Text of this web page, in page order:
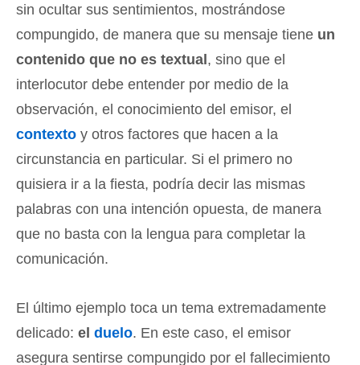
sin ocultar sus sentimientos, mostrándose
compungido, de manera que su mensaje tiene un
contenido que no es textual, sino que el
interlocutor debe entender por medio de la
observación, el conocimiento del emisor, el
contexto y otros factores que hacen a la
circunstancia en particular. Si el primero no
quisiera ir a la fiesta, podría decir las mismas
palabras con una intención opuesta, de manera
que no basta con la lengua para completar la
comunicación.
El último ejemplo toca un tema extremadamente
delicado: el duelo. En este caso, el emisor
asegura sentirse compungido por el fallecimiento